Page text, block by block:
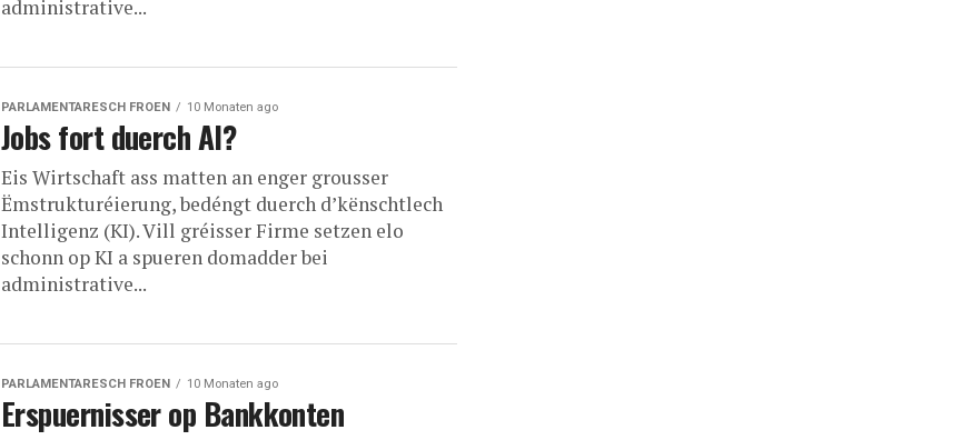
administrative...
PARLAMENTARESCH FROEN 10 Monaten ago
Jobs fort duerch AI?
Eis Wirtschaft ass matten an enger grousser
Ëmstrukturéierung, bedéngt duerch d’kënschtlech
Intelligenz (KI). Vill gréisser Firme setzen elo
schonn op KI a spueren domadder bei
administrative...
PARLAMENTARESCH FROEN 10 Monaten ago
Erspuernisser op Bankkonten